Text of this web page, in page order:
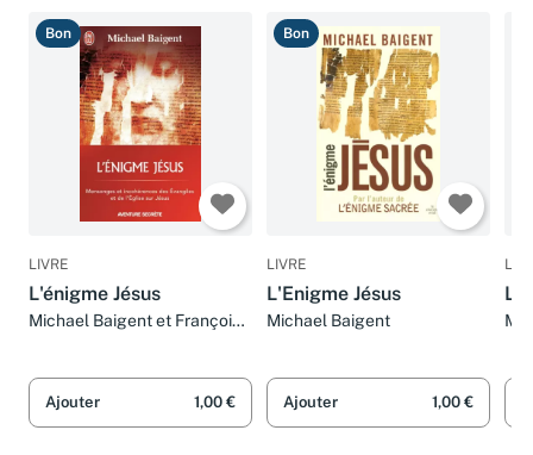
Bon
LIVRE
L'énigme Jésus
Michael Baigent et Françoise
Ajouter 1,00 €
Bon
LIVRE
L'Enigme Jésus
Michael Baigent
Ajouter 1,00 €